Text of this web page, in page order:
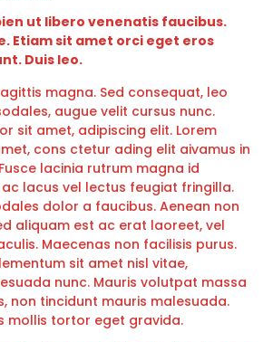
ut libero venenatis faucibus.
Etiam sit amet orci eget eros
Duis leo.
magna. Sed consequat, leo
augue velit cursus nunc.
sit amet, adipiscing elit. Lorem
cons ctetur ading elit aivamus in
lacinia rutrum magna id
lacus vel lectus feugiat fringilla.
dolor a faucibus. Aenean non
aliquam est ac erat laoreet, vel
Maecenas non facilisis purus.
sit amet nisl vitae,
nunc. Mauris volutpat massa
non tincidunt mauris malesuada.
mollis tortor eget gravida.